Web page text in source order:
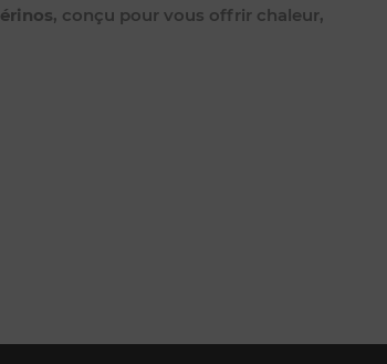
, conçu pour vous offrir chaleur,